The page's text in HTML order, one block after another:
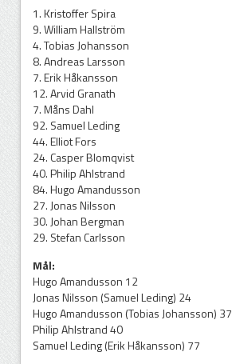
1. Kristoffer Spira
9. William Hallström
4. Tobias Johansson
8. Andreas Larsson
7. Erik Håkansson
12. Arvid Granath
7. Måns Dahl
92. Samuel Leding
44. Elliot Fors
24. Casper Blomqvist
40. Philip Ahlstrand
84. Hugo Amandusson
27. Jonas Nilsson
30. Johan Bergman
29. Stefan Carlsson
Mål:
Hugo Amandusson 12
Jonas Nilsson (Samuel Leding) 24
Hugo Amandusson (Tobias Johansson) 37
Philip Ahlstrand 40
Samuel Leding (Erik Håkansson) 77